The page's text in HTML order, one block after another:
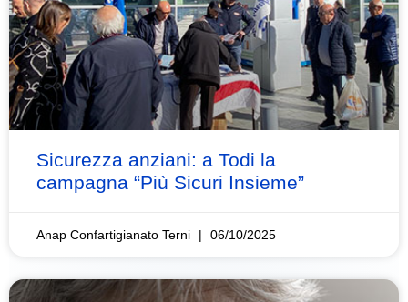
Sicurezza anziani: a Todi la
campagna “Più Sicuri Insieme”
Anap Confartigianato Terni 06/10/2025